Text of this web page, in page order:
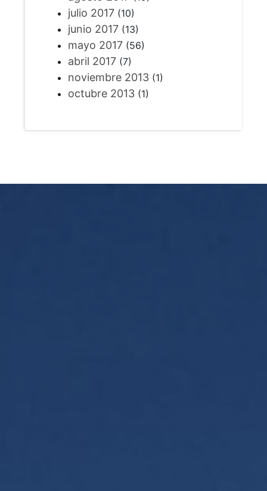
julio 2017(10)
junio 2017(13)
mayo 2017(56)
abril 2017(7)
noviembre 2013(1)
octubre 2013(1)